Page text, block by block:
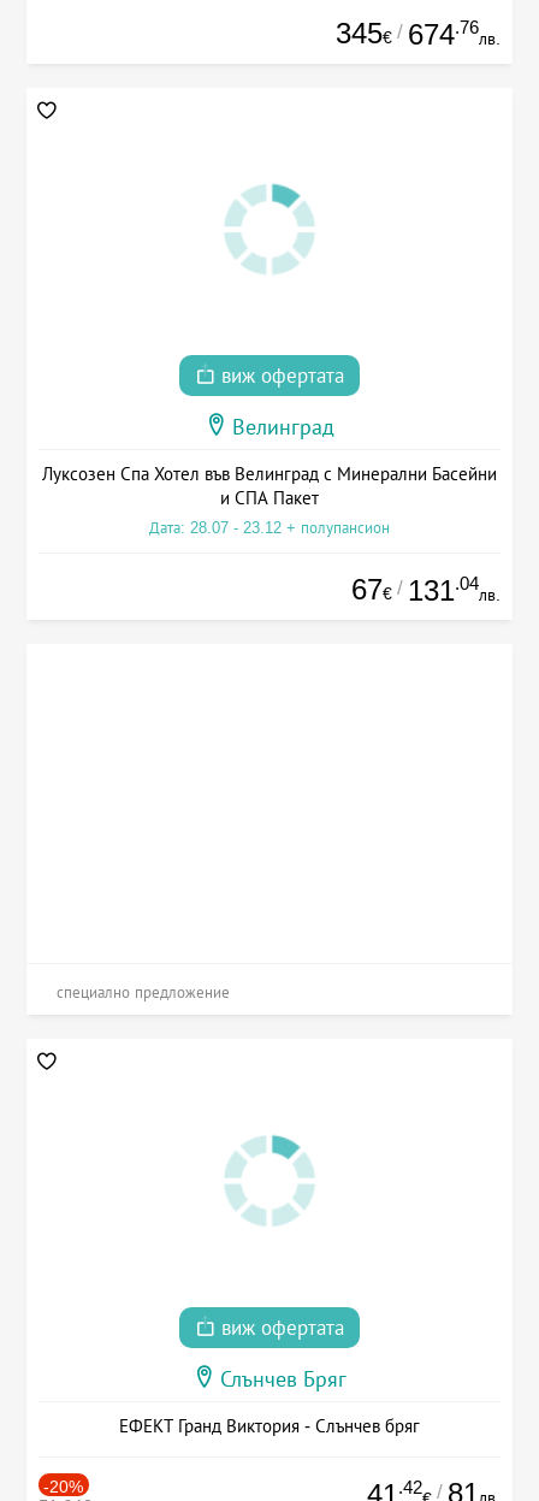
345€ / 674.76
лв.
виж офертата
Велинград
Луксозен Спа Хотел във Велинград с Минерални Басейни
и СПА Пакет
Дата: 28.07 - 23.12 + полупансион
67€ / 131.04
лв.
специално предложение
виж офертата
Слънчев Бряг
ЕФЕКТ Гранд Виктория - Слънчев бряг
-20% 41 .42 / 81